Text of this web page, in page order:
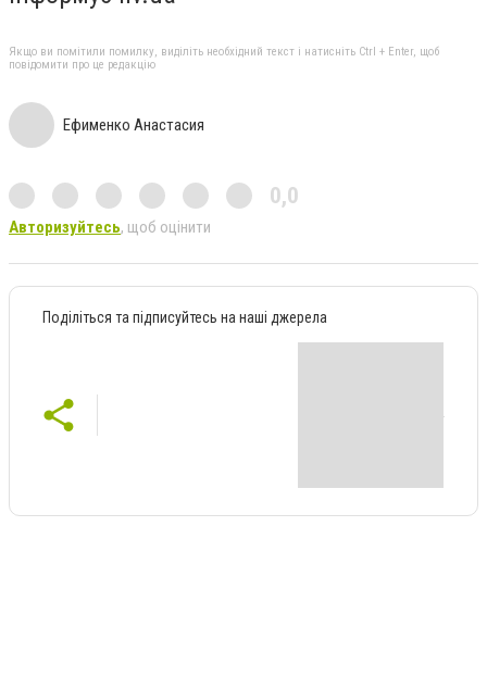
Якщо ви помітили помилку, виділіть необхідний текст і натисніть Ctrl + Enter, щоб
повідомити про це редакцію
Ефименко Анастасия
0,0
Авторизуйтесь, щоб оцінити
Поділіться та підписуйтесь на наші джерела